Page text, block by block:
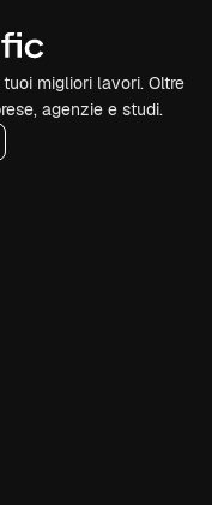
migliori lavori. Oltre
agenzie e studi.